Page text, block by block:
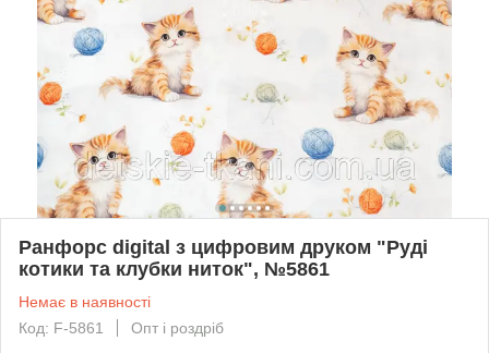
Ранфорс digital з цифровим друком "Руді
котики та клубки ниток", №5861
Немає в наявності
Код: F-5861
Опт і роздріб